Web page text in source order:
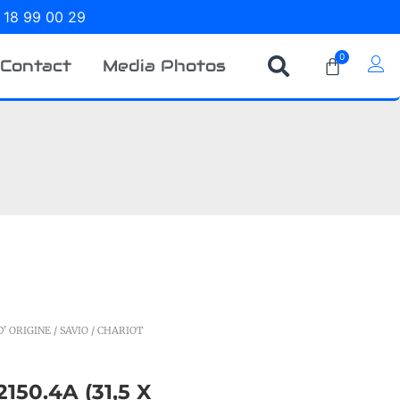
18 99 00 29
Contact Media Photos 0
ORIGINE / SAVIO / CHARIOT
(31,5 X